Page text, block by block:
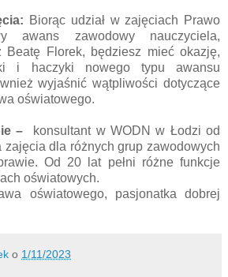
Biorąc udział w zajęciach Prawo
awans zawodowy nauczyciela,
Beatę Florek, będziesz mieć okazję,
i haczyki nowego typu awansu
wyjaśnić wątpliwości dotyczące
oświatowego.
–
konsultant w WODN w Łodzi od
dla różnych grup zawodowych
Od 20 lat pełni różne funkcje
oświatowych.
oświatowego, pasjonatka dobrej
o 1/11/2023